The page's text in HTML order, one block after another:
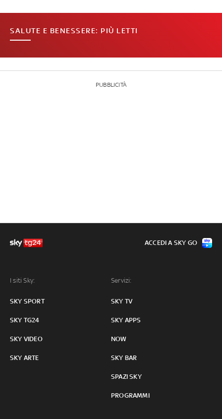
SALUTE E BENESSERE: PIÙ LETTI
PUBBLICITÀ
I siti Sky:
SKY SPORT
SKY TG24
SKY VIDEO
SKY ARTE
Servizi:
SKY TV
SKY APPS
NOW
SKY BAR
SPAZI SKY
PROGRAMMI
ACCEDI A SKY GO